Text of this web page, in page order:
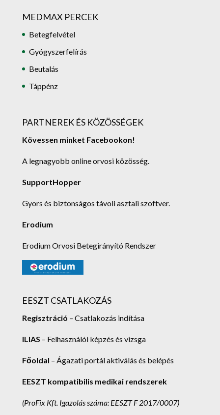
MEDMAX PERCEK
Betegfelvétel
Gyógyszerfelírás
Beutalás
Táppénz
PARTNEREK ÉS KÖZÖSSÉGEK
Kövessen minket Facebookon!
A legnagyobb online orvosi közösség.
SupportHopper
Gyors és biztonságos távoli asztali szoftver.
Erodium
Erodium Orvosi Betegirányító Rendszer
EESZT CSATLAKOZÁS
Regisztráció – Csatlakozás indítása
ILIAS – Felhasználói képzés és vizsga
Főoldal – Ágazati portál aktiválás és belépés
EESZT kompatibilis medikai rendszerek
(ProFix Kft. Igazolás száma: EESZT F 2017/0007)